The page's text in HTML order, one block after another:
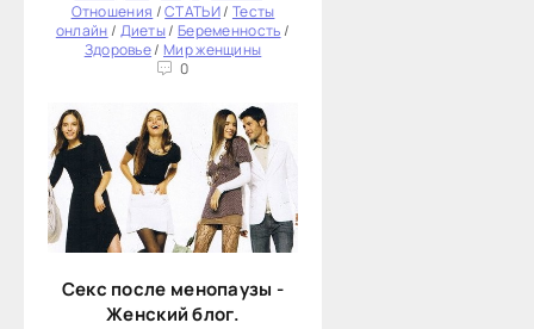
Отношения /СТАТЬИ/ Тесты
онлайн/ Диеты/ Беременность/
Здоровье/ Мир женщины
0
Секс после менопаузы -
Женский блог.